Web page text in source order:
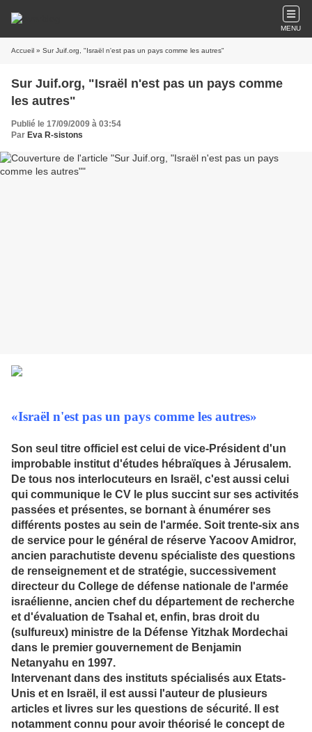
MENU
Accueil » Sur Juif.org, "Israël n'est pas un pays comme les autres"
Sur Juif.org, "Israël n'est pas un pays comme
les autres"
Publié le 17/09/2009 à 03:54
Par Eva R-sistons
«Israël n'est pas un pays comme les autres»
Son seul titre officiel est celui de vice-Président d'un
improbable institut d'études hébraïques à Jérusalem.
De tous nos interlocuteurs en Israël, c'est aussi celui
qui communique le CV le plus succint sur ses activités
passées et présentes, se bornant à énumérer ses
différents postes au sein de l'armée. Soit trente-six ans
de service pour le général de réserve Yacoov Amidror,
ancien parachutiste devenu spécialiste des questions
de renseignement et de stratégie, successivement
directeur du College de défense nationale de l'armée
israélienne, ancien chef du département de recherche
et d'évaluation de Tsahal et, enfin, bras droit du
(sulfureux) ministre de la Défense Yitzhak Mordechai
dans le premier gouvernement de Benjamin
Netanyahu en 1997.
Intervenant dans des instituts spécialisés aux Etats-
Unis et en Israël, il est aussi l'auteur de plusieurs
articles et livres sur les questions de sécurité. Il est
notamment connu pour avoir théorisé le concept de